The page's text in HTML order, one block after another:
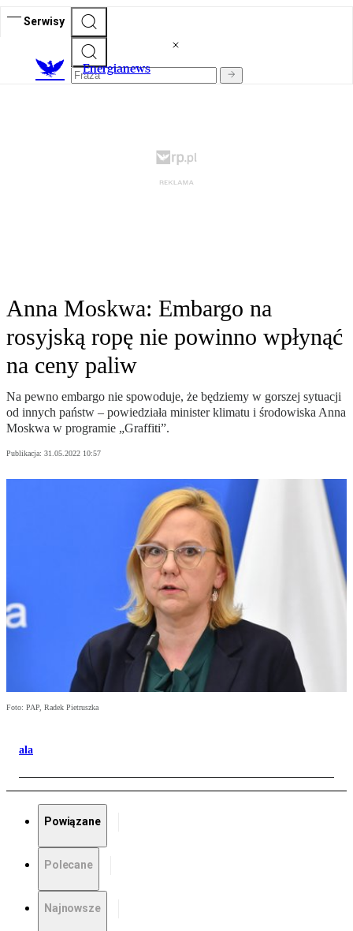
Serwisy
Energianews
Anna Moskwa: Embargo na
rosyjską ropę nie powinno wpłynąć
na ceny paliw
Na pewno embargo nie spowoduje, że będziemy w gorszej sytuacji
od innych państw – powiedziała minister klimatu i środowiska Anna
Moskwa w programie „Graffiti”.
Publikacja: 31.05.2022 10:57
Foto: PAP, Radek Pietruszka
ala
Powiązane
Polecane
Najnowsze